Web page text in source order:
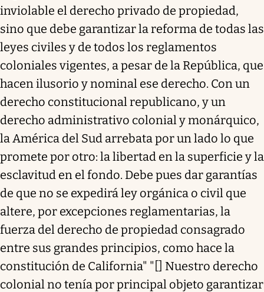
inviolable el derecho privado de propiedad,
sino que debe garantizar la reforma de todas las
leyes civiles y de todos los reglamentos
coloniales vigentes, a pesar de la República, que
hacen ilusorio y nominal ese derecho. Con un
derecho constitucional republicano, y un
derecho administrativo colonial y monárquico,
la América del Sud arrebata por un lado lo que
promete por otro: la libertad en la superficie y la
esclavitud en el fondo. Debe pues dar garantías
de que no se expedirá ley orgánica o civil que
altere, por excepciones reglamentarias, la
fuerza del derecho de propiedad consagrado
entre sus grandes principios, como hace la
constitución de California" "[] Nuestro derecho
colonial no tenía por principal objeto garantizar